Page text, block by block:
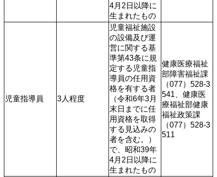
4月2日以降に
生まれたもの
児童指導員 3人程度
児童福祉施設
の設備及び運
営に関する基
準第43条に規
定する児童指
導員の任用資
格を有する者
（令和6年3月
末日までに任
用資格を取得
する見込みの
者を含む。）
で、昭和39年
4月2日以降に
生まれたもの
健康医療福祉
部障害福祉課
（077）528-3
541、健康医
療福祉部健康
福祉政策課
（077）528-3
511